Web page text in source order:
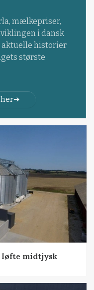
mælkepriser,
i dansk
historier
største
løfte midtjysk